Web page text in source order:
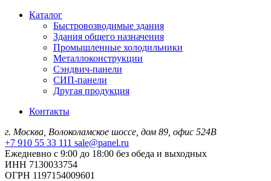
Каталог
Быстровозводимые здания
Здания общего назначения
Промышленные холодильники
Металлоконструкции
Сэндвич-панели
СИП-панели
Другая продукция
Контакты
г. Москва, Волоколамское шоссе, дом 89, офис 524В
+7 910 55 33 111 sale@panel.ru
Ежедневно с 9:00 до 18:00 без обеда и выходных
ИНН 7130033754
ОГРН 1197154009601